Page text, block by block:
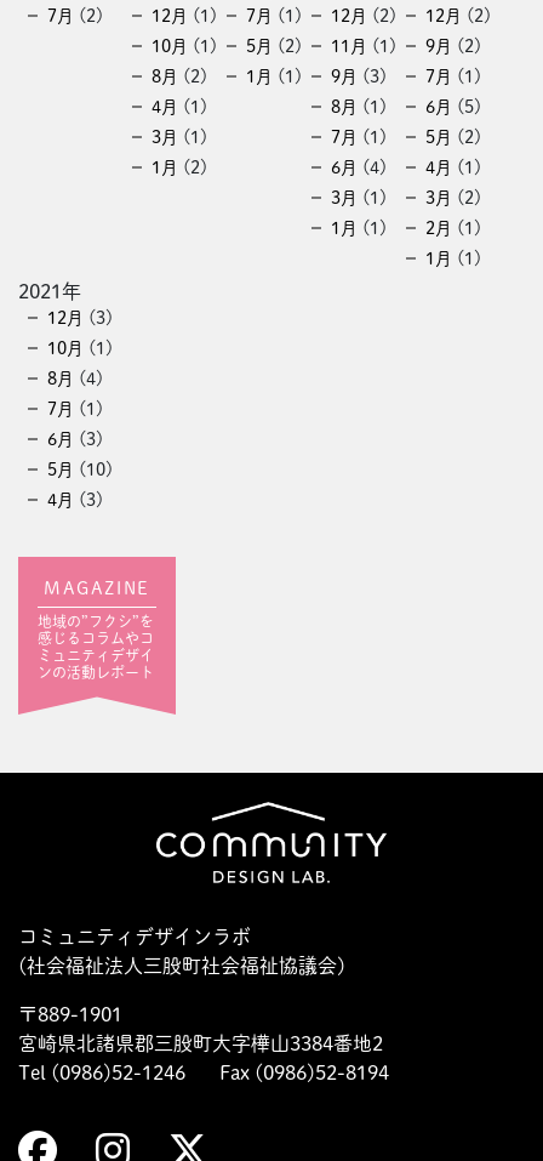
7月 (2) 12月 (1)
10月 (1)
8月 (2)
4月 (1)
3月 (1)
1月 (2)
7月 (1)
5月 (2)
1月 (1)
12月 (2)
11月 (1)
9月 (3)
8月 (1)
7月 (1)
6月 (4)
3月 (1)
1月 (1)
12月 (2)
9月 (2)
7月 (1)
6月 (5)
5月 (2)
4月 (1)
3月 (2)
2月 (1)
1月 (1)
2021年
12月 (3)
10月 (1)
8月 (4)
7月 (1)
6月 (3)
5月 (10)
4月 (3)
MAGAZINE
地域の”フクシ”を
感じるコラムやコ
ミュニティデザイ
ンの活動レポート
コミュニティデザインラボ
(社会福祉法人三股町社会福祉協議会)
〒889-1901
宮崎県北諸県郡三股町大字樺山3384番地2
Tel (0986)52-1246
Fax (0986)52-8194